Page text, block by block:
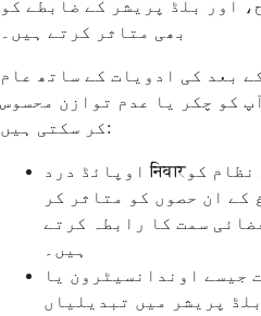
اور بلڈ پریشر کے ضابطے کو
بھی متاثر کرتے ہیں۔
بعد کی ادویات کے ساتھ عام
کو چکر یا عدم توازن محسوس
کر سکتی ہیں:
اوپائڈ درد निवारک آپ کے مرکزی اعصابی نظام کو
کے ان حصوں کو متاثر کر
سمت کا رابطہ کرتے
ہیں۔
جیسے اوندانسیٹرون یا
پریشر میں تبدیلیاں